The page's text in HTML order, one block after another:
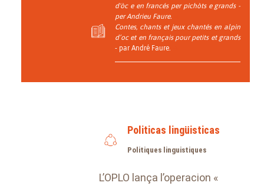
d'òc e en francés per pichòts e grands-
per Andrieu Faure.
Contes, chants et jeux chantés en alpin
d’oc et en français pour petits et grands
- par André Faure.
Politicas lingüisticas
Politiques linguistiques
L’OPLO lança l’operacion «